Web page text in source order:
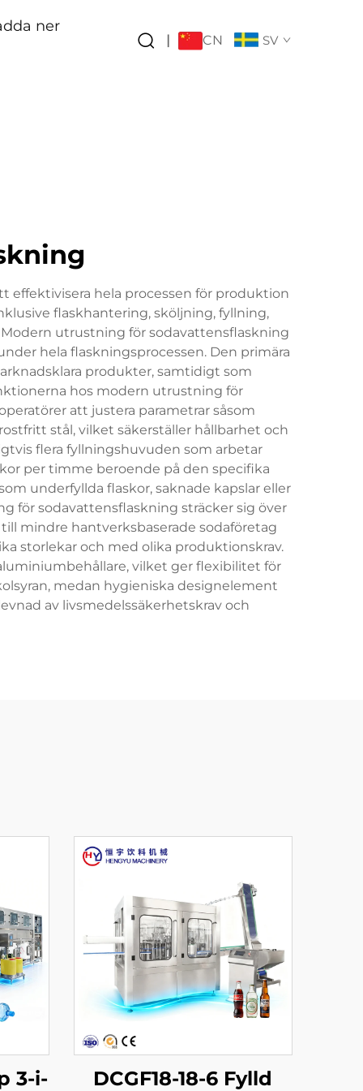
ner
| CN SV
hela processen för produktion
flaskhantering, sköljning, fyllning,
utrustning för sodavattensflaskning
hela flaskningsprocessen. Den primära
produkter, samtidigt som
hos modern utrustning för
att justera parametrar såsom
stål, vilket säkerställer hållbarhet och
flera fyllningshuvuden som arbetar
per timme beroende på den specifika
underfyllda flaskor, saknade kapslar eller
för sodavattensflaskning sträcker sig över
mindre hantverksbaserade sodaföretag
storlekar och med olika produktionskrav.
vilket ger flexibilitet för
medan hygieniska designelement
av livsmedelssäkerhetskrav och
3-i-
DCGF18-18-6 Fylld